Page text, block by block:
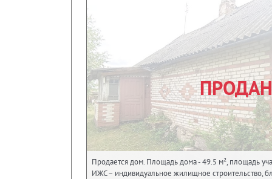
Продается дом. Площадь дома - 49.5 м², площадь
ИЖС – индивидуальное жилищное строительство,